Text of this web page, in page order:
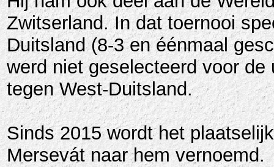
Zwitserland. In dat toernooi
Duitsland (8-3 en éénmaal
werd niet geselecteerd voor
tegen West-Duitsland.
Sinds 2015 wordt het
Mersevát naar hem vernoemd.